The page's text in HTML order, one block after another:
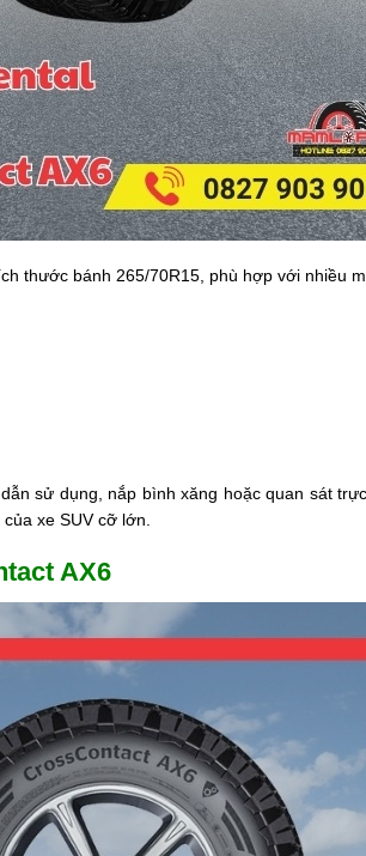
thước bánh 265/70R15, phù hợp với nhiều
sử dụng, nắp bình xăng hoặc quan sát
xe SUV cỡ lớn.
AX6